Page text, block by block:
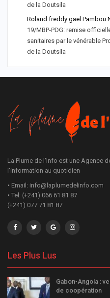
de la Doutsila
Roland freddy gael Pambou
19/MBP-PDG: remise
sanitaires par le vénérable
de la Doutsila
La Plume de l'Info est une Agence
l'information au quotidien
• Email: info@laplumedelinfo.com
• Tel: (+241) 066 61 81 87
(+241) 077 71 81 87
Les Plus Lus
Gabon-Angola :
de coopération